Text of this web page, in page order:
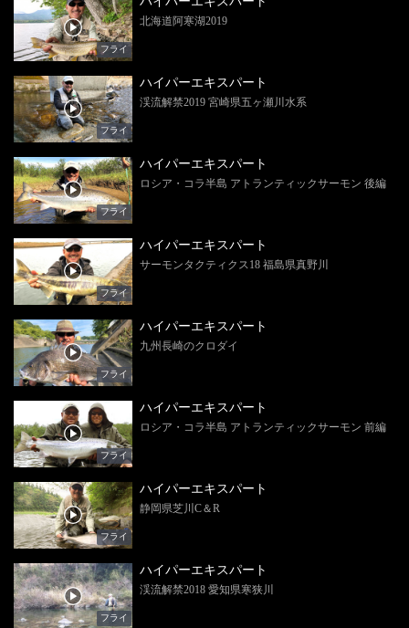
フライ
北海道阿寒湖2019
フライ
ハイパーエキスパート
渓流解禁2019 宮崎県五ヶ瀬川水系
フライ
ハイパーエキスパート
ロシア・コラ半島 アトランティックサーモン 後編
フライ
ハイパーエキスパート
サーモンタクティクス18 福島県真野川
フライ
ハイパーエキスパート
九州長崎のクロダイ
フライ
ハイパーエキスパート
ロシア・コラ半島 アトランティックサーモン 前編
フライ
ハイパーエキスパート
静岡県芝川C＆R
フライ
ハイパーエキスパート
渓流解禁2018 愛知県寒狭川